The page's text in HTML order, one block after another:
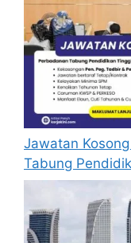
tidak
sekiranya
sah.
Sebelum
pastikan
yang
Perlu
layak
Jawatan
Tabung